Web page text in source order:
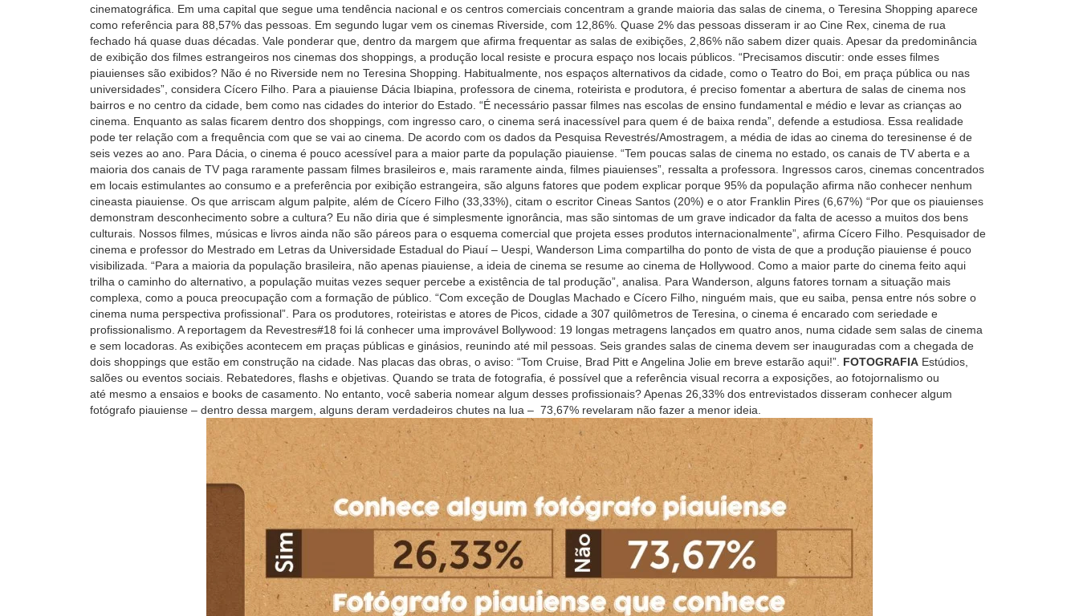
cinematográfica. Em uma capital que segue uma tendência nacional e os centros comerciais concentram a grande maioria das salas de cinema, o Teresina Shopping aparece
como referência para 88,57% das pessoas. Em segundo lugar vem os cinemas Riverside, com 12,86%. Quase 2% das pessoas disseram ir ao Cine Rex, cinema de rua
fechado há quase duas décadas. Vale ponderar que, dentro da margem que afirma frequentar as salas de exibições, 2,86% não sabem dizer quais. Apesar da predominância
de exibição dos filmes estrangeiros nos cinemas dos shoppings, a produção local resiste e procura espaço nos locais públicos. “Precisamos discutir: onde esses filmes
piauienses são exibidos? Não é no Riverside nem no Teresina Shopping. Habitualmente, nos espaços alternativos da cidade, como o Teatro do Boi, em praça pública ou nas
universidades”, considera Cícero Filho. Para a piauiense Dácia Ibiapina, professora de cinema, roteirista e produtora, é preciso fomentar a abertura de salas de cinema nos
bairros e no centro da cidade, bem como nas cidades do interior do Estado. “É necessário passar filmes nas escolas de ensino fundamental e médio e levar as crianças ao
cinema. Enquanto as salas ficarem dentro dos shoppings, com ingresso caro, o cinema será inacessível para quem é de baixa renda”, defende a estudiosa. Essa realidade
pode ter relação com a frequência com que se vai ao cinema. De acordo com os dados da Pesquisa Revestrés/Amostragem, a média de idas ao cinema do teresinense é de
seis vezes ao ano. Para Dácia, o cinema é pouco acessível para a maior parte da população piauiense. “Tem poucas salas de cinema no estado, os canais de TV aberta e a
maioria dos canais de TV paga raramente passam filmes brasileiros e, mais raramente ainda, filmes piauienses”, ressalta a professora. Ingressos caros, cinemas concentrados
em locais estimulantes ao consumo e a preferência por exibição estrangeira, são alguns fatores que podem explicar porque 95% da população afirma não conhecer nenhum
cineasta piauiense. Os que arriscam algum palpite, além de Cícero Filho (33,33%), citam o escritor Cineas Santos (20%) e o ator Franklin Pires (6,67%) “Por que os piauienses
demonstram desconhecimento sobre a cultura? Eu não diria que é simplesmente ignorância, mas são sintomas de um grave indicador da falta de acesso a muitos dos bens
culturais. Nossos filmes, músicas e livros ainda não são páreos para o esquema comercial que projeta esses produtos internacionalmente”, afirma Cícero Filho. Pesquisador de
cinema e professor do Mestrado em Letras da Universidade Estadual do Piauí – Uespi, Wanderson Lima compartilha do ponto de vista de que a produção piauiense é pouco
visibilizada. “Para a maioria da população brasileira, não apenas piauiense, a ideia de cinema se resume ao cinema de Hollywood. Como a maior parte do cinema feito aqui
trilha o caminho do alternativo, a população muitas vezes sequer percebe a existência de tal produção”, analisa. Para Wanderson, alguns fatores tornam a situação mais
complexa, como a pouca preocupação com a formação de público. “Com exceção de Douglas Machado e Cícero Filho, ninguém mais, que eu saiba, pensa entre nós sobre o
cinema numa perspectiva profissional”. Para os produtores, roteiristas e atores de Picos, cidade a 307 quilômetros de Teresina, o cinema é encarado com seriedade e
profissionalismo. A reportagem da Revestres#18 foi lá conhecer uma improvável Bollywood: 19 longas metragens lançados em quatro anos, numa cidade sem salas de cinema
e sem locadoras. As exibições acontecem em praças públicas e ginásios, reunindo até mil pessoas. Seis grandes salas de cinema devem ser inauguradas com a chegada de
dois shoppings que estão em construção na cidade. Nas placas das obras, o aviso: “Tom Cruise, Brad Pitt e Angelina Jolie em breve estarão aqui!”. FOTOGRAFIA Estúdios,
salões ou eventos sociais. Rebatedores, flashs e objetivas. Quando se trata de fotografia, é possível que a referência visual recorra a exposições, ao fotojornalismo ou
até mesmo a ensaios e books de casamento. No entanto, você saberia nomear algum desses profissionais? Apenas 26,33% dos entrevistados disseram conhecer algum
fotógrafo piauiense – dentro dessa margem, alguns deram verdadeiros chutes na lua – 73,67% revelaram não fazer a menor ideia.